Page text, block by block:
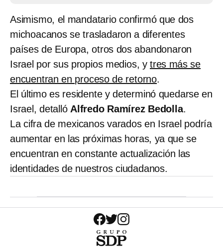
Asimismo, el mandatario confirmó que dos
michoacanos se trasladaron a diferentes
países de Europa, otros dos abandonaron
Israel por sus propios medios, ytres más se
encuentran en proceso de retorno.
El último es residente y determinó quedarse en
Israel, detalló Alfredo Ramírez Bedolla.
La cifra de mexicanos varados en Israel podría
aumentar en las próximas horas, ya que se
encuentran en constante actualización las
identidades de nuestros ciudadanos.